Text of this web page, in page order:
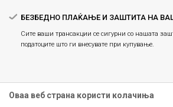
БЕЗБЕДНО ПЛАЌАЊЕ И ЗАШТИТА НА
Сите ваши трансакции се сигурни со нашата
податоците што ги внесувате при купување.
Оваа веб страна користи колачиња